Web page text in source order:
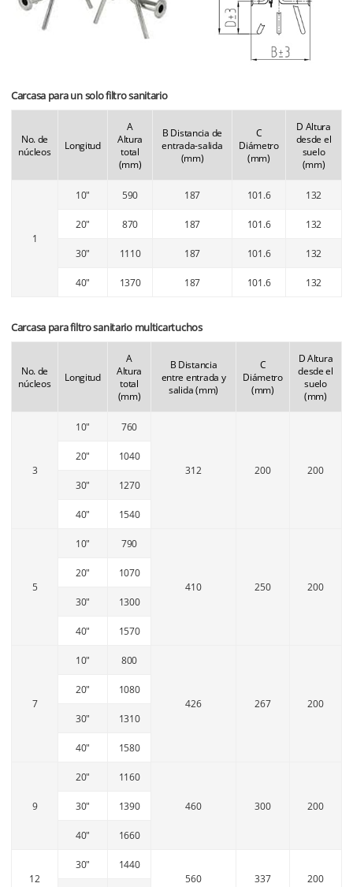
Carcasa para un solo filtro sanitario
No. de
núcleos
Longitud
A
Altura
total
(mm)
B Distancia de
entrada-salida
(mm)
C
Diámetro
(mm)
D Altura
desde el
suelo
(mm)
1
10" 590 187 101.6 132
20" 870 187 101.6 132
30" 1110 187 101.6 132
40" 1370 187 101.6 132
Carcasa para filtro sanitario multicartuchos
No. de
núcleos
Longitud
A
Altura
total
(mm)
B Distancia
entre entrada y
salida (mm)
C
Diámetro
(mm)
D Altura
desde el
suelo
(mm)
3
10" 760
312 200 200
20" 1040
30" 1270
40" 1540
5
10" 790
410 250 200
20" 1070
30" 1300
40" 1570
7
10" 800
426 267 200
20" 1080
30" 1310
40" 1580
9
20" 1160
460 300 200
30" 1390
40" 1660
12
30"
1440
560
337
200